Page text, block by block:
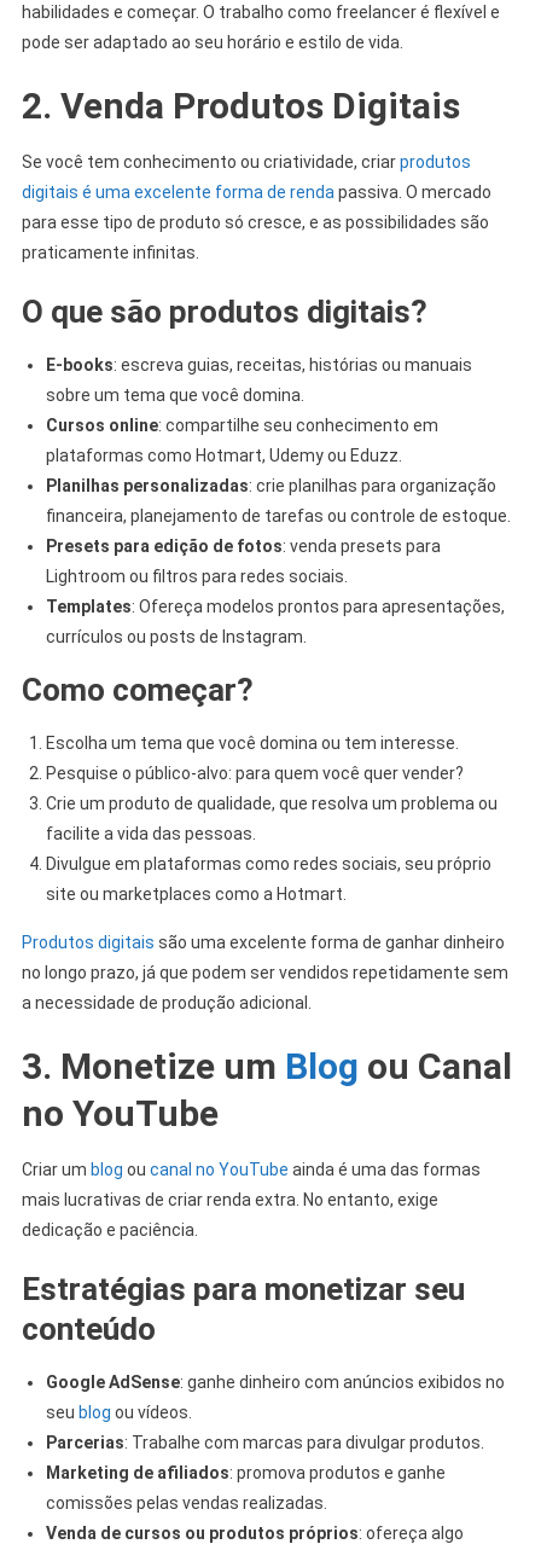
habilidades e começar. O trabalho como freelancer é flexível e
pode ser adaptado ao seu horário e estilo de vida.
2. Venda Produtos Digitais
Se você tem conhecimento ou criatividade, criarprodutos
digitais é uma excelente forma de renda passiva. O mercado
para esse tipo de produto só cresce, e as possibilidades são
praticamente infinitas.
O que são produtos digitais?
E-books: escreva guias, receitas, histórias ou manuais
sobre um tema que você domina.
Cursos online: compartilhe seu conhecimento em
plataformas como Hotmart, Udemy ou Eduzz.
Planilhas personalizadas: crie planilhas para organização
financeira, planejamento de tarefas ou controle de estoque.
Presets para edição de fotos: venda presets para
Lightroom ou filtros para redes sociais.
Templates: Ofereça modelos prontos para apresentações,
currículos ou posts de Instagram.
Como começar?
Escolha um tema que você domina ou tem interesse.
Pesquise o público-alvo: para quem você quer vender?
Crie um produto de qualidade, que resolva um problema ou
facilite a vida das pessoas.
Divulgue em plataformas como redes sociais, seu próprio
site ou marketplaces como a Hotmart.
Produtos digitais são uma excelente forma de ganhar dinheiro
no longo prazo, já que podem ser vendidos repetidamente sem
a necessidade de produção adicional.
3. Monetize um Blog ou Canal
no YouTube
Criar um blog ou canal no YouTube ainda é uma das formas
mais lucrativas de criar renda extra. No entanto, exige
dedicação e paciência.
Estratégias para monetizar seu
conteúdo
Google AdSense: ganhe dinheiro com anúncios exibidos no
seu blog ou vídeos.
Parcerias: Trabalhe com marcas para divulgar produtos.
Marketing de afiliados: promova produtos e ganhe
comissões pelas vendas realizadas.
Venda de cursos ou produtos próprios: ofereça algo